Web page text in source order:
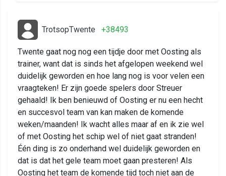
TrotsopTwente +38493
Twente gaat nog nog een tijdje door met Oosting als
trainer, want dat is sinds het afgelopen weekend wel
duidelijk geworden en hoe lang nog is voor velen een
vraagteken! Er zijn goede spelers door Streuer
gehaald! Ik ben benieuwd of Oosting er nu een hecht
en succesvol team van kan maken de komende
weken/maanden! Ik wacht alles maar af en ik zie wel
of met Oosting het schip wel of niet gaat stranden!
Één ding is zo onderhand wel duidelijk geworden en
dat is dat het gele team moet gaan presteren! Als
Oosting het team de komende tijd toch niet aan de